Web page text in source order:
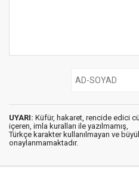
UYARI: Küfür, hakaret, rencide edici
içeren, imla kuralları ile yazılmamış,
Türkçe karakter kullanılmayan ve
onaylanmamaktadır.